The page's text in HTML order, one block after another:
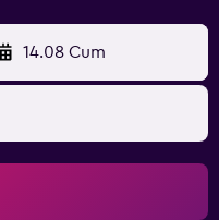
14.08 Cum